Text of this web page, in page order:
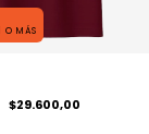
O MÁS
$29.600,00